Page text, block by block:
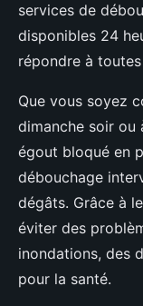
services de
disponibles 24
répondre à
Que vous soyez
dimanche soir ou
égout bloqué en
débouchage
dégâts. Grâce à
éviter des
inondations, des
pour la santé.